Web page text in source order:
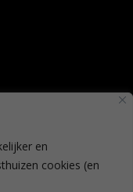
en
cookies (en